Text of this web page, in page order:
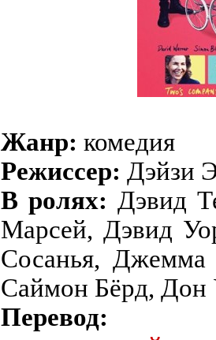
Жанр: комедия
Режиссер: Дэйзи
В ролях: Дэвид
Марсей, Дэвид
Сосанья,
Саймон Бёрд, Дон